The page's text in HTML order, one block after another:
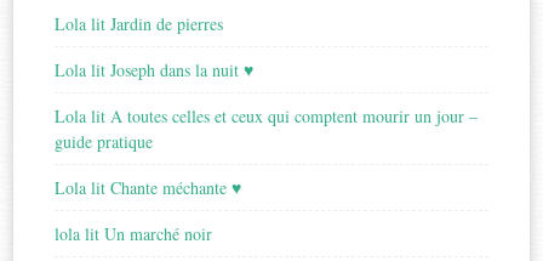
Lola lit Jardin de pierres
Lola lit Joseph dans la nuit ♥
Lola lit A toutes celles et ceux qui comptent mourir un jour –
guide pratique
Lola lit Chante méchante ♥
lola lit Un marché noir